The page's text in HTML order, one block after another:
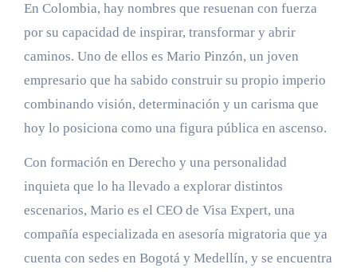
En Colombia, hay nombres que resuenan con fuerza
por su capacidad de inspirar, transformar y abrir
caminos. Uno de ellos es Mario Pinzón, un joven
empresario que ha sabido construir su propio imperio
combinando visión, determinación y un carisma que
hoy lo posiciona como una figura pública en ascenso.
Con formación en Derecho y una personalidad
inquieta que lo ha llevado a explorar distintos
escenarios, Mario es el CEO de Visa Expert, una
compañía especializada en asesoría migratoria que ya
cuenta con sedes en Bogotá y Medellín, y se encuentra